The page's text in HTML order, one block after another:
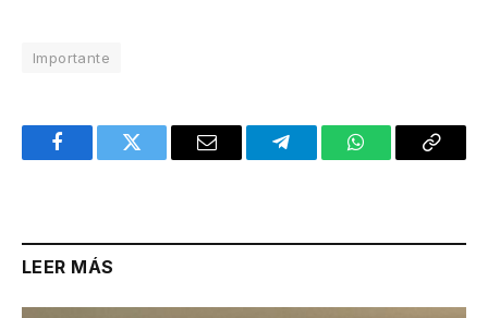
Importante
FacebookTwitter Email TelegramWhatsAppCopy
LEER MÁS